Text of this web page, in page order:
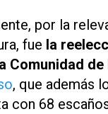
por la
fue la
Comunidad
, que además
con 68